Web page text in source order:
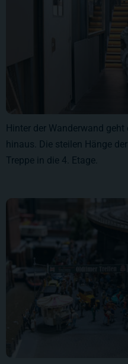
Hinter der Wanderwand
hinaus. Die steilen Hänge
Treppe in die 4. Etage.